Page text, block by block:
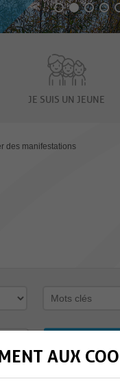
JE SUIS UN JEUNE
des manifestations
AUX